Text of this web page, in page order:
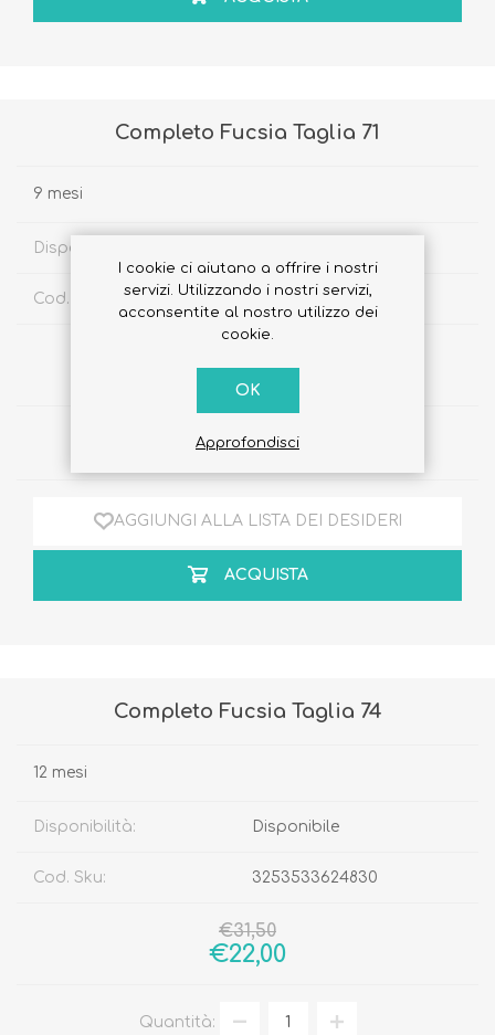
Completo Fucsia Taglia 71
9 mesi
Disponibilità:
Cod. Sku: 3253533624830
€22,00
Quantità:
AGGIUNGI ALLA LISTA DEI DESIDERI
ACQUISTA
Completo Fucsia Taglia 74
12 mesi
Disponibilità: Disponibile
Cod. Sku: 3253533624830
€31,50
€22,00
Quantità:
I cookie ci aiutano a offrire i nostri
servizi. Utilizzando i nostri servizi,
acconsentite al nostro utilizzo dei
cookie.
OK
Approfondisci